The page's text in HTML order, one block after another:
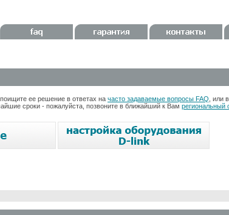
ее решение в ответах на часто задаваемые вопросы FAQ , или
сроки - пожалуйста, позвоните в ближайший к Вам региональный